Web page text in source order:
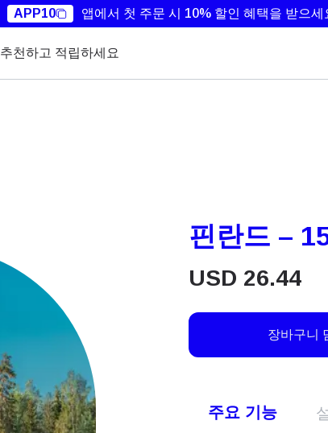
APP10 앱에서 첫 주문 시 10% 할인 혜택을 받으세
추천하고 적립하세요
핀란드 –
USD 26.44
장바구니
주요 기능